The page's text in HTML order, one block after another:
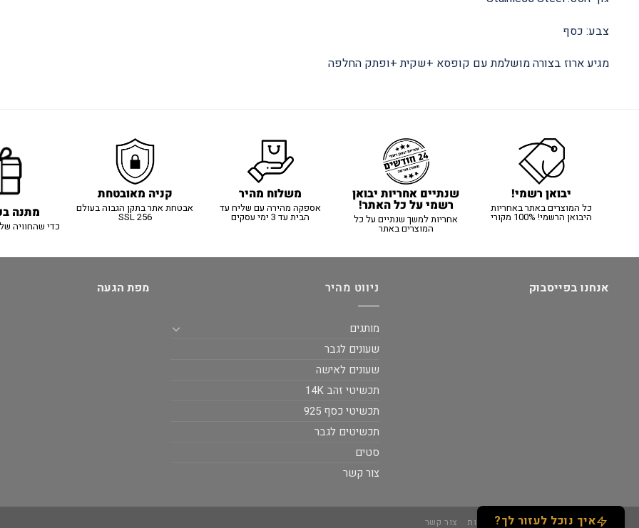
צבע: כסף
מגיע ארוז בצורה מושלמת עם קופסא +שקית +ופתק החלפה
יבואן רשמי!
כל המוצרים באתר באחריות
היבואן הרשמי! 100% מקורי
שנתיים אחריות יבואן
רשמי על כל האתר!
אחריות למשך שנתיים על כל
המוצרים באתר
משלוח מהיר
אספקה מהירה עם שליח עד
הבית עד 3 ימי עסקים
קניה מאובטחת
אבטחת אתר בתקן הגבוה בעולם
SSL 256 מתנה
כדי שהחוויה
אנחנו בפייסבוק ניווט מהיר
מותגים
שעונים לגבר
שעונים לאישה
תכשיטי זהב 14K
תכשיטי כסף 925
תכשיטים לגבר
סטים
צור קשר
מפת הגעה
אודות תקנון מידע נוסף נגישות צור קשר איך נוכל לעזור לך?